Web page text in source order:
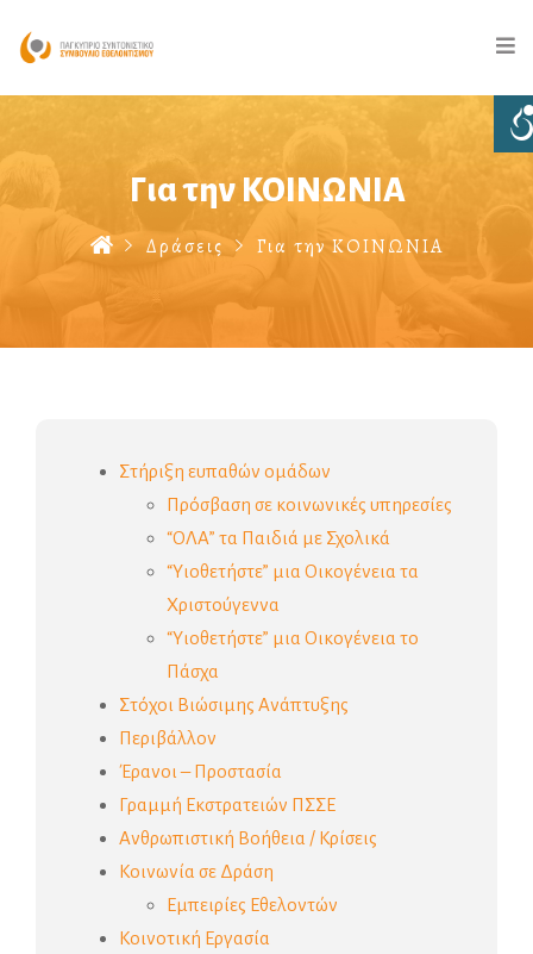
Για την ΚΟΙΝΩΝΙΑ
Δράσεις Για την ΚΟΙΝΩΝΙΑ
Στήριξη ευπαθών ομάδων
Πρόσβαση σε κοινωνικές υπηρεσίες
“ΟΛΑ” τα Παιδιά με Σχολικά
“Υιοθετήστε” μια Οικογένεια τα
Χριστούγεννα
“Υιοθετήστε” μια Οικογένεια το
Πάσχα
Στόχοι Βιώσιμης Ανάπτυξης
Περιβάλλον
Έρανοι – Προστασία
Γραμμή Εκστρατειών ΠΣΣΕ
Ανθρωπιστική Βοήθεια / Κρίσεις
Κοινωνία σε Δράση
Εμπειρίες Εθελοντών
Κοινοτική Εργασία